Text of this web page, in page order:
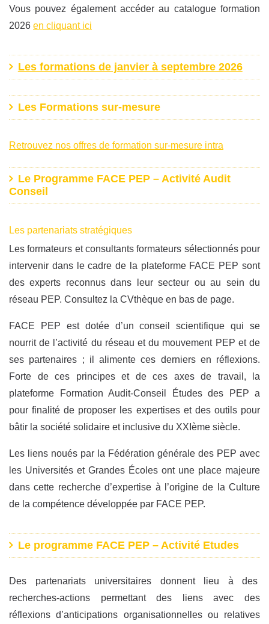
Vous pouvez également accéder au catalogue formation
2026 en cliquant ici
Les formations de janvier à septembre 2026
Les Formations sur-mesure
Retrouvez nos offres de formation sur-mesure intra
Le Programme FACE PEP – Activité Audit
Conseil
Les partenariats stratégiques
Les formateurs et consultants formateurs sélectionnés pour
intervenir dans le cadre de la plateforme FACE PEP sont
des experts reconnus dans leur secteur ou au sein du
réseau PEP. Consultez la CVthèque en bas de page.
FACE PEP est dotée d’un conseil scientifique qui se
nourrit de l’activité du réseau et du mouvement PEP et de
ses partenaires ; il alimente ces derniers en réflexions.
Forte de ces principes et de ces axes de travail, la
plateforme Formation Audit-Conseil Études des PEP a
pour finalité de proposer les expertises et des outils pour
bâtir la société solidaire et inclusive du XXIème siècle.
Les liens noués par la Fédération générale des PEP avec
les Universités et Grandes Écoles ont une place majeure
dans cette recherche d’expertise à l’origine de la Culture
de la compétence développée par FACE PEP.
Le programme FACE PEP – Activité Etudes
Des partenariats universitaires donnent lieu à des
recherches-actions permettant des liens avec des
réflexions d’anticipations organisationnelles ou relatives